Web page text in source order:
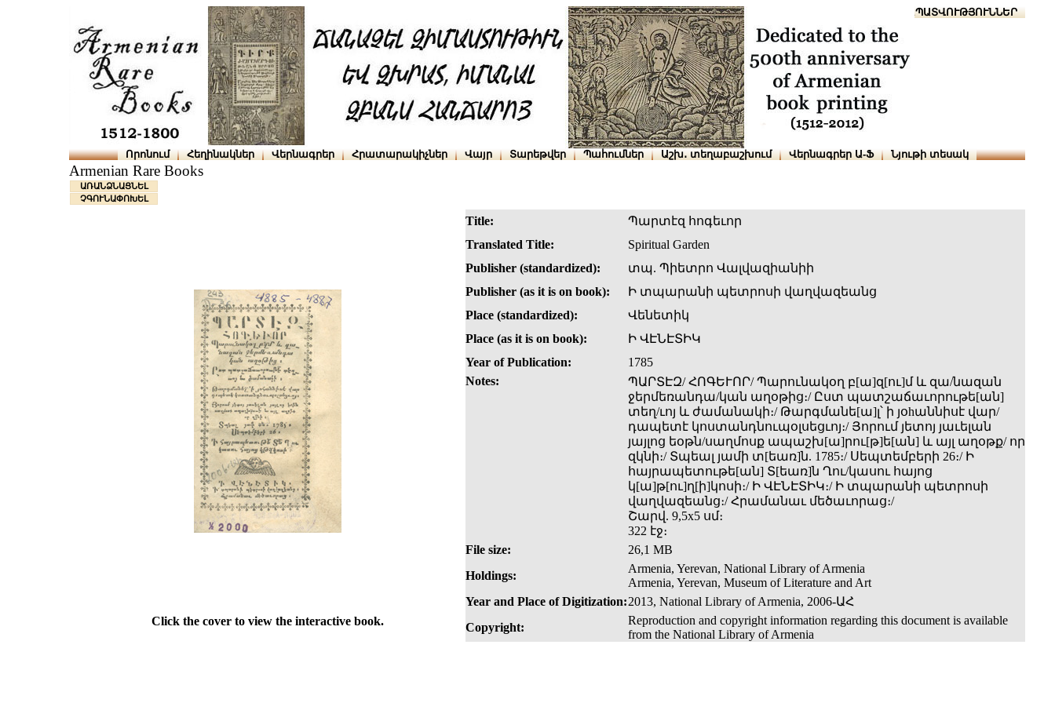
ՆԱԽԱՊԱՏՎՈՒԹՅՈՒՆՆԵՐ
Որոնում Հեղինակներ Վերնագրեր Հրատարակիչներ Վայր Տարեթվեր Պահումներ Աշխ․ տեղաբաշխում Վերնագրեր Ա-Ֆ Նյութի տեսակ
Armenian Rare Books
ԱՌԱՆՁՆԱՑՆԵԼ
ՉԳՈՒՆԱՓՈԽԵԼ
Title:
Պարտէզ հոգեւոր
Translated Title:
Spiritual Garden
Publisher (standardized):
տպ. Պիետրո Վալվազիանիի
Publisher (as it is on book):
Ի տպարանի պետրոսի վաղվազեանց
Place (standardized):
Վենետիկ
Place (as it is on book):
Ի ՎԷՆԷՏԻԿ
Year of Publication:
1785
Notes:
ՊԱՐՏԷԶ/ ՀՈԳԵՒՈՐ/ Պարունակօղ բ[ա]զ[ու]մ և զա­/նազան
ջերմեռանդա/կան աղօթից։/ Ըստ պատշաճաւորութե[ան]
տեղ­/ւոյ և ժամանակի։/ Թարգմանե[ա]լ՝ ի յօhաննիսէ վար/
դապետէ կոստանդնուպօլսեցւոյ։/ Յորում յետոյ յաւելան
յայլոց եօթն/սաղմոսք ապաշխ[ա]րու[թ]ե[ան] և այլ աղօթք/ որ
զկնի։/ Տպեալ յամի տ[եառ]ն. 1785։/ Սեպտեմբերի 26։/ Ի
հայրապետութե[ան] Տ[եառ]ն Ղու/կասու հայոց
կ[ա]թ[ու]ղ[ի]կոսի։/ Ի ՎԷՆԷՏԻԿ։/ Ի տպարանի պետրոսի
վաղվազեանց։/ Հրամանաւ մեծաւորաց։/
Շարվ. 9,5x5 սմ։
322 էջ։
File size:
26,1 MB
Holdings:
Armenia, Yerevan, National Library of Armenia
Armenia, Yerevan, Museum of Literature and Art
Year and Place of Digitization:2013, National Library of Armenia, 2006-ԱՀ
Click the cover to view the interactive book.
Copyright:
Reproduction and copyright information regarding this document is available
from the National Library of Armenia